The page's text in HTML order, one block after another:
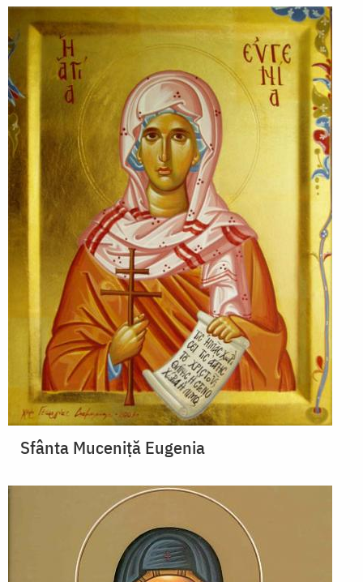
Sfânta Muceniță Eugenia